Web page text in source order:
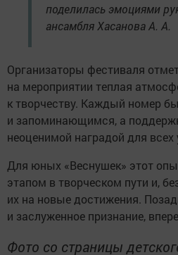
поделилась эмоциями
ансамбля Хасанова А. А.
Организаторы фестиваля
на мероприятии теплая
к творчеству. Каждый номер
и запоминающимся, а
неоценимой наградой для всех
Для юных «Веснушек» этот
этапом в творческом пути и,
их на новые достижения.
и заслуженное признание,
Фото со страницы